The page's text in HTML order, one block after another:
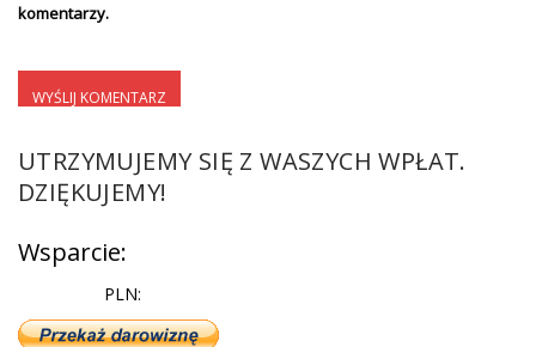
komentarzy.
UTRZYMUJEMY SIĘ Z WASZYCH WPŁAT.
DZIĘKUJEMY!
Wsparcie:
PLN: